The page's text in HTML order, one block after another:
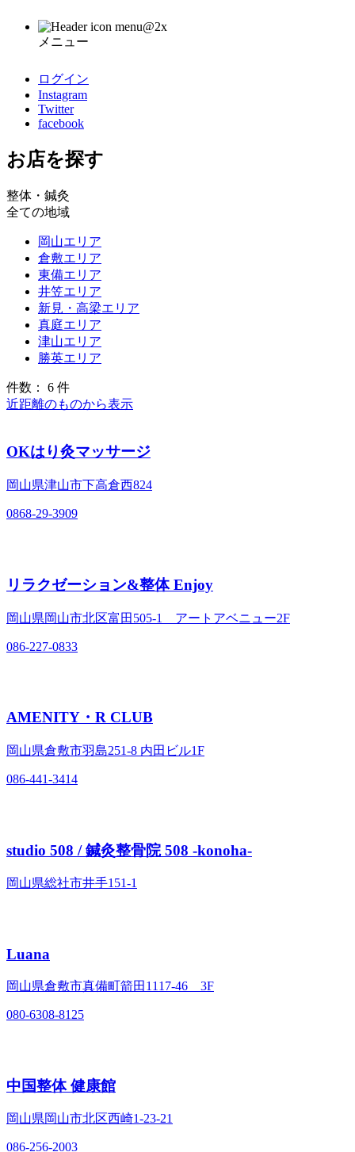
メニュー
ログイン
Instagram
Twitter
facebook
お店を探す
整体・鍼灸
全ての地域
岡山エリア
倉敷エリア
東備エリア
井笠エリア
新見・高梁エリア
真庭エリア
津山エリア
勝英エリア
件数： 6 件
近距離のものから表示
OKはり灸マッサージ
岡山県津山市下高倉西824
0868-29-3909
リラクゼーション&整体 Enjoy
岡山県岡山市北区富田505-1 アートアベニュー2F
086-227-0833
AMENITY・R CLUB
岡山県倉敷市羽島251-8 内田ビル1F
086-441-3414
studio 508 / 鍼灸整骨院 508 -konoha-
岡山県総社市井手151-1
Luana
岡山県倉敷市真備町箭田1117-46 3F
080-6308-8125
中国整体 健康館
岡山県岡山市北区西崎1-23-21
086-256-2003